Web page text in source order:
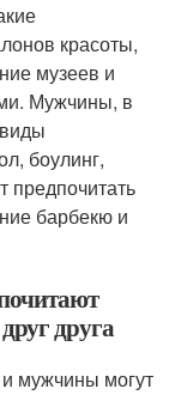
красоты,
музеев и
Мужчины, в
боулинг,
предпочитать
барбекю и
друга
мужчины могут